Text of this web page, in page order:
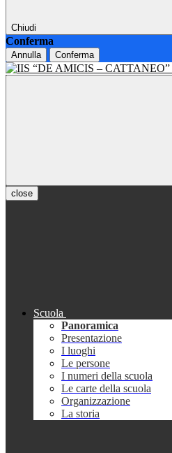
Chiudi
Conferma
Annulla Conferma
close
Scuola
Panoramica
Presentazione
I luoghi
Le persone
I numeri della scuola
Le carte della scuola
Organizzazione
La storia